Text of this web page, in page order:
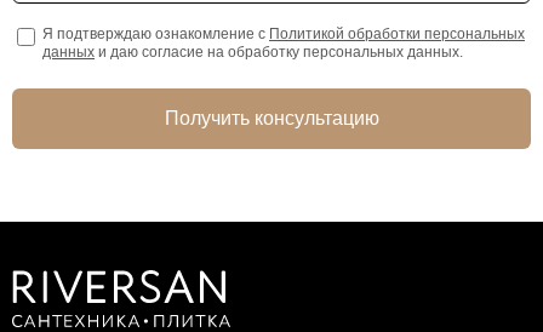
Я подтверждаю ознакомление с Политикой обработки персональных
данных и даю согласие на обработку персональных данных.
Получить консультацию